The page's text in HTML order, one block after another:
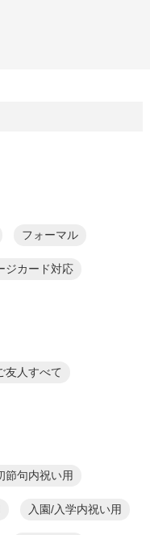
フォーマル
ジカード対応
友人すべて
節句内祝い用
入園/入学内祝い用